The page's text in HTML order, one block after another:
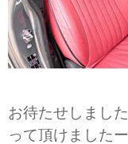
お待たせしまし
って頂けました